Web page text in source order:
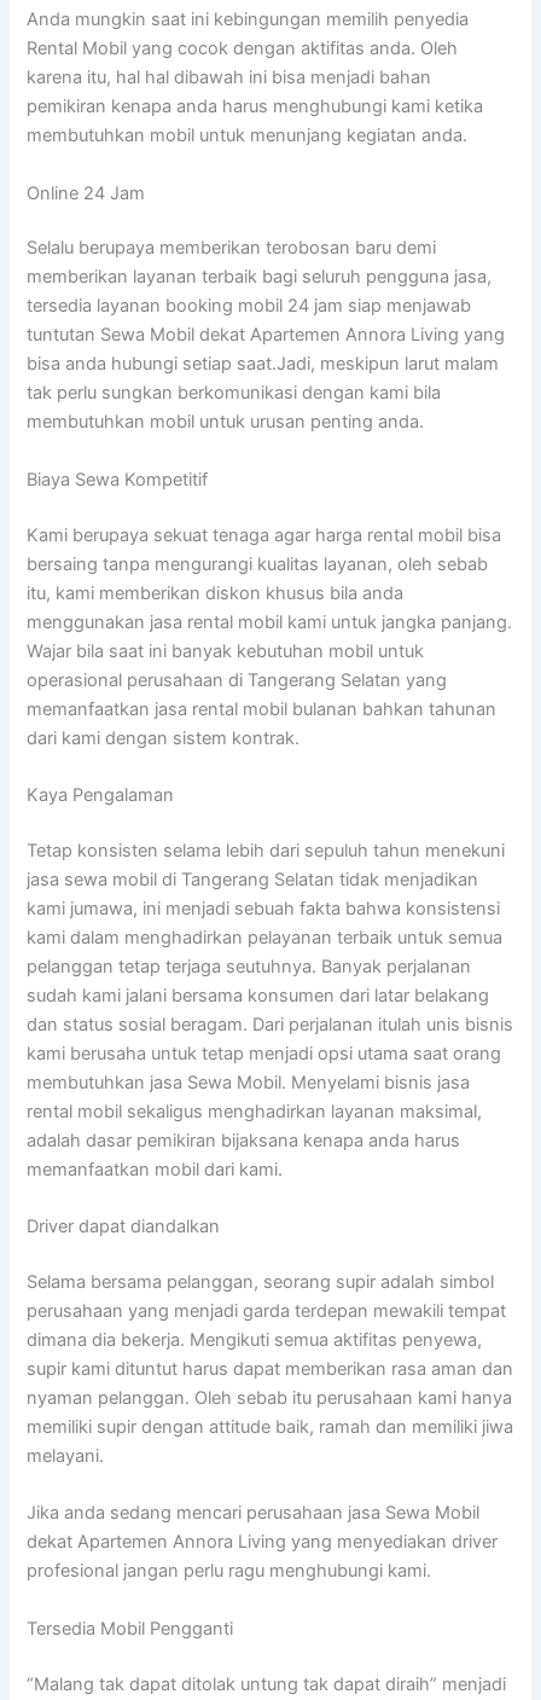
Anda mungkin saat ini kebingungan memilih penyedia
Rental Mobil yang cocok dengan aktifitas anda. Oleh
karena itu, hal hal dibawah ini bisa menjadi bahan
pemikiran kenapa anda harus menghubungi kami ketika
membutuhkan mobil untuk menunjang kegiatan anda.
Online 24 Jam
Selalu berupaya memberikan terobosan baru demi
memberikan layanan terbaik bagi seluruh pengguna jasa,
tersedia layanan booking mobil 24 jam siap menjawab
tuntutan Sewa Mobil dekat Apartemen Annora Living yang
bisa anda hubungi setiap saat.Jadi, meskipun larut malam
tak perlu sungkan berkomunikasi dengan kami bila
membutuhkan mobil untuk urusan penting anda.
Biaya Sewa Kompetitif
Kami berupaya sekuat tenaga agar harga rental mobil bisa
bersaing tanpa mengurangi kualitas layanan, oleh sebab
itu, kami memberikan diskon khusus bila anda
menggunakan jasa rental mobil kami untuk jangka panjang.
Wajar bila saat ini banyak kebutuhan mobil untuk
operasional perusahaan di Tangerang Selatan yang
memanfaatkan jasa rental mobil bulanan bahkan tahunan
dari kami dengan sistem kontrak.
Kaya Pengalaman
Tetap konsisten selama lebih dari sepuluh tahun menekuni
jasa sewa mobil di Tangerang Selatan tidak menjadikan
kami jumawa, ini menjadi sebuah fakta bahwa konsistensi
kami dalam menghadirkan pelayanan terbaik untuk semua
pelanggan tetap terjaga seutuhnya. Banyak perjalanan
sudah kami jalani bersama konsumen dari latar belakang
dan status sosial beragam. Dari perjalanan itulah unis bisnis
kami berusaha untuk tetap menjadi opsi utama saat orang
membutuhkan jasa Sewa Mobil. Menyelami bisnis jasa
rental mobil sekaligus menghadirkan layanan maksimal,
adalah dasar pemikiran bijaksana kenapa anda harus
memanfaatkan mobil dari kami.
Driver dapat diandalkan
Selama bersama pelanggan, seorang supir adalah simbol
perusahaan yang menjadi garda terdepan mewakili tempat
dimana dia bekerja. Mengikuti semua aktifitas penyewa,
supir kami dituntut harus dapat memberikan rasa aman dan
nyaman pelanggan. Oleh sebab itu perusahaan kami hanya
memiliki supir dengan attitude baik, ramah dan memiliki jiwa
melayani.
Jika anda sedang mencari perusahaan jasa Sewa Mobil
dekat Apartemen Annora Living yang menyediakan driver
profesional jangan perlu ragu menghubungi kami.
Tersedia Mobil Pengganti
“Malang tak dapat ditolak untung tak dapat diraih” menjadi